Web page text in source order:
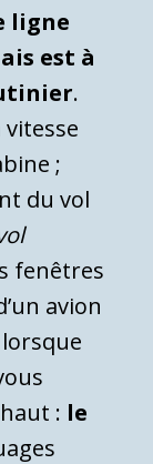
ligne
est à
.
;
du vol
fenêtres
avion
: le